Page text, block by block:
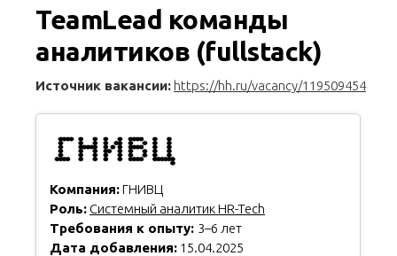
TeamLead команды
аналитиков (fullstack)
Источник вакансии: https://hh.ru/vacancy/119509454
Компания:ГНИВЦ
Роль: Системный аналитик HR-Tech
Требования к опыту: 3–6 лет
Дата добавления: 15.04.2025